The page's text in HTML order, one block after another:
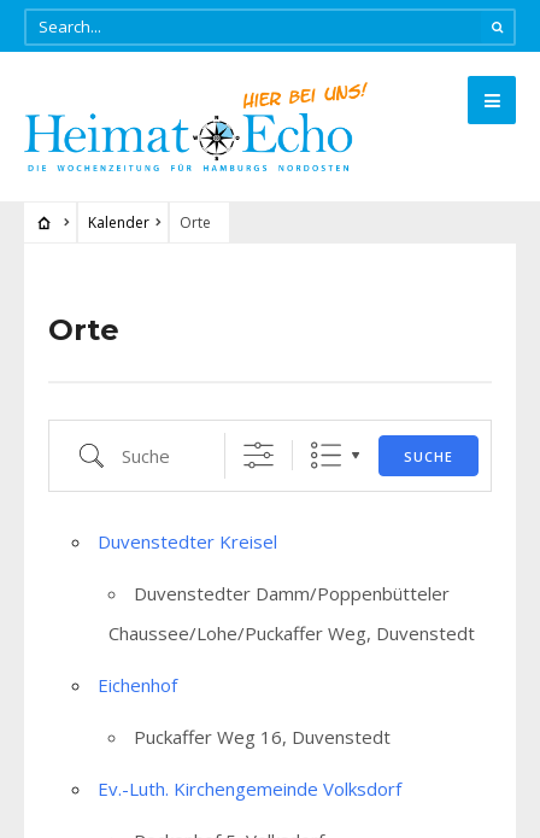
Kalender Orte
Orte
Suche SUCHE
Duvenstedter Kreisel
Duvenstedter Damm/Poppenbütteler
Chaussee/Lohe/Puckaffer Weg, Duvenstedt
Eichenhof
Puckaffer Weg 16, Duvenstedt
Ev.-Luth. Kirchengemeinde Volksdorf